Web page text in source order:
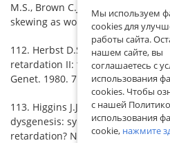
M.S., Brown C.J., Robinson W.P.
skewing as women age. Clin
112. Herbst D.S., Miller J.R.
retardation II: the frequency in
Genet. 1980. 7: 461–469.
113. Higgins J.J., Topaloglu H. X-
dysgenesis: syndromic vs non-
retardation? Neurology. 2005. 65:
Мы используем
cookies для
работы сайта.
нашем сайте, вы
соглашаетесь с
использования
cookies. Чтобы
с нашей
использования
cookie, нажмите